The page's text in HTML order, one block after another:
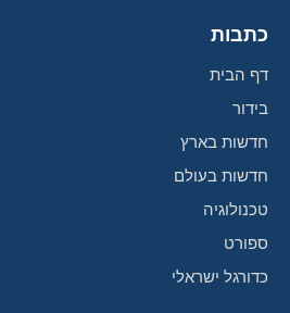
כתבות
דף הבית
בידור
חדשות בארץ
חדשות בעולם
טכנולוגיה
ספורט
כדורגל ישראלי